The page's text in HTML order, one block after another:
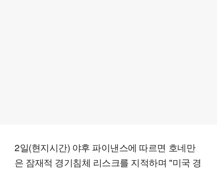
2일(현지시간) 야후 파이낸스에 따르면 호네만
은 잠재적 경기침체 리스크를 지적하며 "미국 경